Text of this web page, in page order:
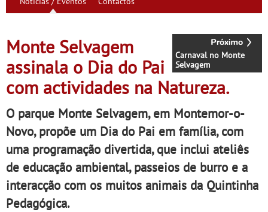
Carnaval no Monte
Selvagem
Monte Selvagem
assinala o Dia do Pai
com actividades na Natureza.
O parque Monte Selvagem, em Montemor-o-
Novo, propõe um Dia do Pai em família, com
uma programação divertida, que inclui ateliês
de educação ambiental, passeios de burro e a
interacção com os muitos animais da Quintinha
Pedagógica.